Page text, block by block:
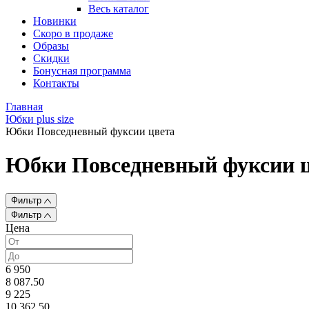
Весь каталог
Новинки
Скоро в продаже
Образы
Скидки
Бонусная программа
Контакты
Главная
Юбки plus size
Юбки Повседневный фуксии цвета
Юбки Повседневный фуксии
Фильтр
Фильтр
Цена
6 950
8 087.50
9 225
10 362.50